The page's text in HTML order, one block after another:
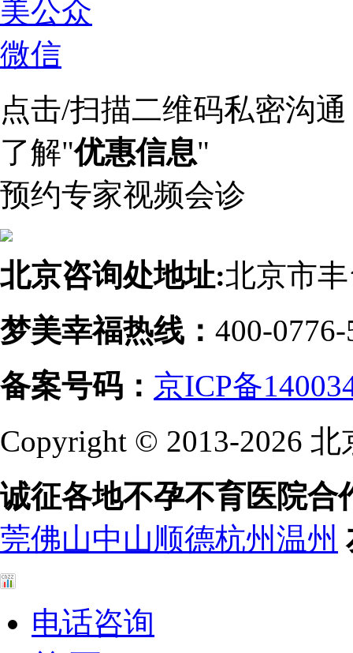
点击/扫描二维码私密沟通
了解"优惠信息"
预约专家视频会诊
北京咨询处地址:北京市
梦美幸福热线： 400-0776-
备案号码： 京ICP备
Copyright © 2013-2026
诚征各地不孕不育医院合
莞佛山中山顺德杭州温州
电话咨询